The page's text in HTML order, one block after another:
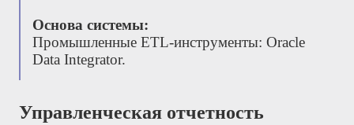
Основа системы:
Промышленные ETL-инструменты: Oracle
Data Integrator.
Управленческая отчетность